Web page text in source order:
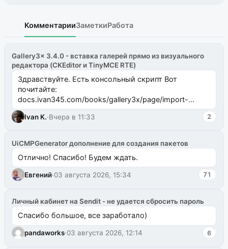
КомментарииЗаметкиРабота
Gallery3x 3.4.0 - вставка галерей прямо из визуального
редактора (CKEditor и TinyMCE RTE)
Здравствуйте. Есть консольный скрипт Вот
почитайте:
docs.ivan345.com/books/gallery3x/page/import-
ms2galleryphp
Ivan K.·Вчера в 11:33 2
UiCMPGenerator дополнение для создания пакетов
Отлично! Спасибо! Будем ждать.
Евгений·03 августа 2026, 15:34 71
Личный кабинет на Sendit - не удается сбросить пароль
Спасибо большое, все заработало)
pandaworks·03 августа 2026, 12:14 6